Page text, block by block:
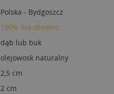
Polska - Bydgoszcz
100% lite drewno
dąb lub buk
olejowosk naturalny
2,5 cm
2 cm